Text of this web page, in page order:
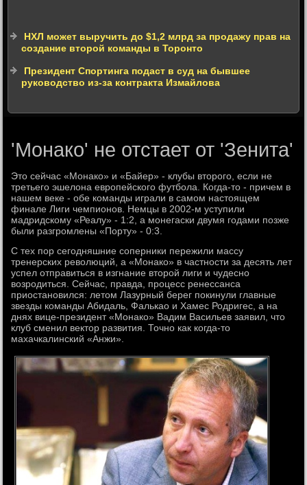
НХЛ может выручить до $1,2 млрд за продажу прав на
создание второй команды в Торонто
Президент Спортинга подаст в суд на бывшее
руководство из-за контракта Измайлова
'Монако' не отстает от 'Зенита'
Это сейчас «Монако» и «Байер» - клубы второго, если не
третьего эшелона европейского футбола. Когда-то - причем в
нашем веке - обе команды играли в самом настоящем
финале Лиги чемпионов. Немцы в 2002-м уступили
мадридскому «Реалу» - 1:2, а монегаски двумя годами позже
были разгромлены «Порту» - 0:3.
С тех пор сегодняшние соперники пережили массу
тренерских революций, а «Монако» в частности за десять лет
успел отправиться в изгнание второй лиги и чудесно
возродиться. Сейчас, правда, процесс ренессанса
приостановился: летом Лазурный берег покинули главные
звезды команды Абидаль, Фалькао и Хамес Родригес, а на
днях вице-президент «Монако» Вадим Васильев заявил, что
клуб сменил вектор развития. Точно как когда-то
махачкалинский «Анжи».